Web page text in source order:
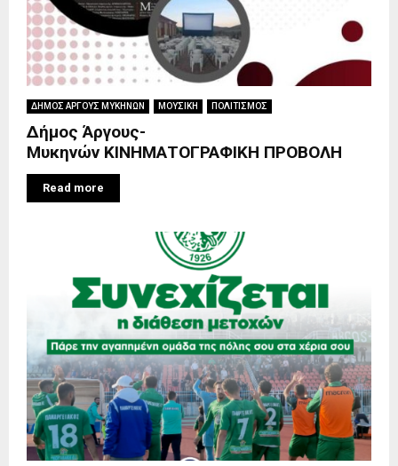
ΔΗΜΟΣ ΑΡΓΟΥΣ ΜΥΚΗΝΩΝ ΜΟΥΣΙΚΗ ΠΟΛΙΤΙΣΜΟΣ
Δήμος Άργους-
Μυκηνών ΚΙΝΗΜΑΤΟΓΡΑΦΙΚΗ ΠΡΟΒΟΛΗ
Read more